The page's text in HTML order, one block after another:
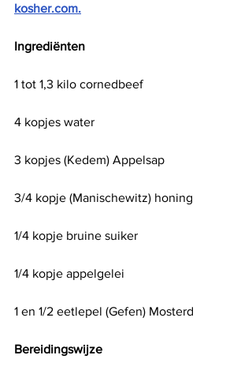
kosher.com.
Ingrediënten
1 tot 1,3 kilo cornedbeef
4 kopjes water
3 kopjes (Kedem) Appelsap
3/4 kopje (Manischewitz) honing
1/4 kopje bruine suiker
1/4 kopje appelgelei
1 en 1/2 eetlepel (Gefen) Mosterd
Bereidingswijze